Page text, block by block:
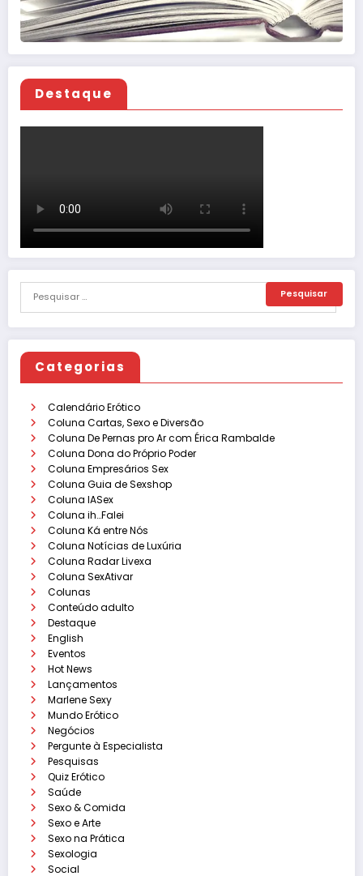
Destaque
Categorias
Calendário Erótico
Coluna Cartas, Sexo e Diversão
Coluna De Pernas pro Ar com Érica Rambalde
Coluna Dona do Próprio Poder
Coluna Empresários Sex
Coluna Guia de Sexshop
Coluna IASex
Coluna ih…Falei
Coluna Ká entre Nós
Coluna Notícias de Luxúria
Coluna Radar Livexa
Coluna SexAtivar
Colunas
Conteúdo adulto
Destaque
English
Eventos
Hot News
Lançamentos
Marlene Sexy
Mundo Erótico
Negócios
Pergunte à Especialista
Pesquisas
Quiz Erótico
Saúde
Sexo & Comida
Sexo e Arte
Sexo na Prática
Sexologia
Social